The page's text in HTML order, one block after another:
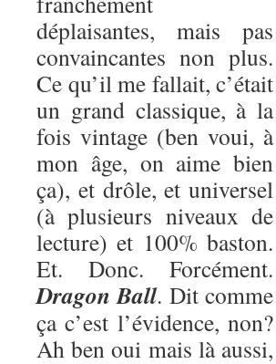
déplaisantes, mais pas
convaincantes non plus.
Ce qu’il me fallait, c’était
un grand classique, à la
fois vintage (ben voui, à
mon âge, on aime bien
ça), et drôle, et universel
(à plusieurs niveaux de
lecture) et 100% baston.
Et. Donc. Forcément.
Dragon Ball. Dit comme
ça c’est l’évidence, non?
Ah ben oui mais là aussi,